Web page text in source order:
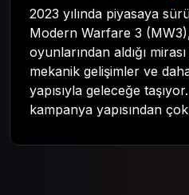
2023 yılında piyasaya
Modern Warfare 3
oyunlarından aldığı
mekanik gelişimler ve
yapısıyla geleceğe
kampanya yapısından
kadar her şeyi kapsamaya
içeriği boyunca Call of
detaylarına inilecek ve